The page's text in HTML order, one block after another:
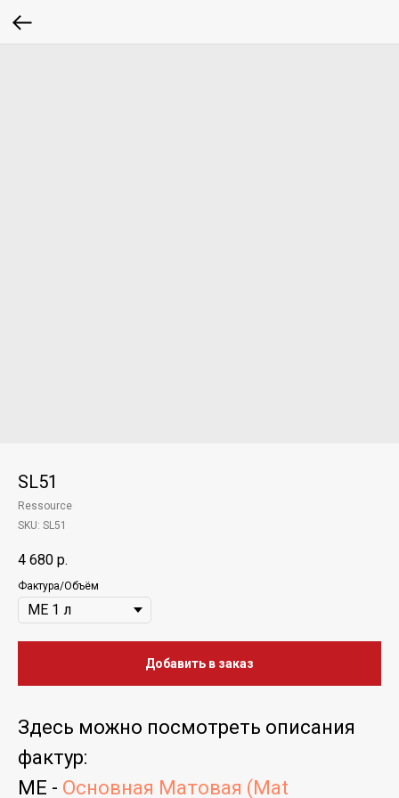
SL51
Ressource
SKU: SL51
4 680 р.
Фактура/Объём
Добавить в заказ
Здесь можно посмотреть описания
фактур:
ME - Основная Матовая (Mat